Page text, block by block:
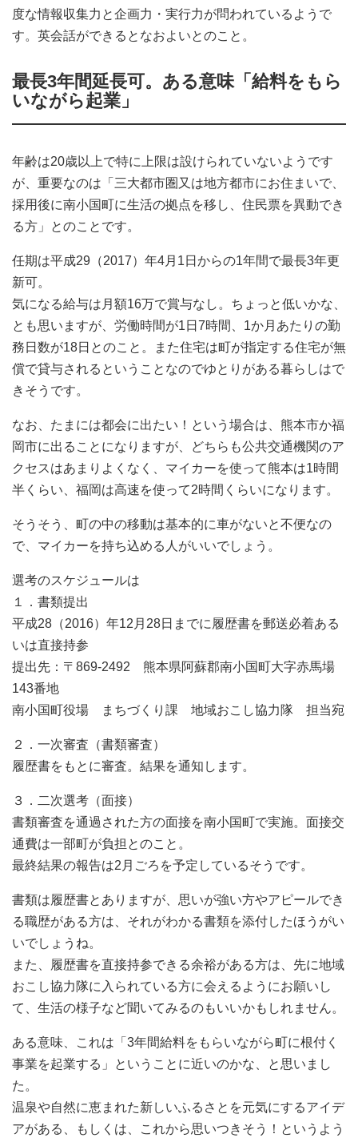
度な情報収集力と企画力・実行力が問われているようで
す。英会話ができるとなおよいとのこと。
最長3年間延長可。ある意味「給料をもら
いながら起業」
年齢は20歳以上で特に上限は設けられていないようです
が、重要なのは「三大都市圏又は地方都市にお住まいで、
採用後に南小国町に生活の拠点を移し、住民票を異動でき
る方」とのことです。
任期は平成29（2017）年4月1日からの1年間で最長3年更
新可。
気になる給与は月額16万で賞与なし。ちょっと低いかな、
とも思いますが、労働時間が1日7時間、1か月あたりの勤
務日数が18日とのこと。また住宅は町が指定する住宅が無
償で貸与されるということなのでゆとりがある暮らしはで
きそうです。
なお、たまには都会に出たい！という場合は、熊本市か福
岡市に出ることになりますが、どちらも公共交通機関のア
クセスはあまりよくなく、マイカーを使って熊本は1時間
半くらい、福岡は高速を使って2時間くらいになります。
そうそう、町の中の移動は基本的に車がないと不便なの
で、マイカーを持ち込める人がいいでしょう。
選考のスケジュールは
１．書類提出
平成28（2016）年12月28日までに履歴書を郵送必着ある
いは直接持参
提出先：〒869-2492 熊本県阿蘇郡南小国町大字赤馬場
143番地
南小国町役場 まちづくり課 地域おこし協力隊 担当宛
２．一次審査（書類審査）
履歴書をもとに審査。結果を通知します。
３．二次選考（面接）
書類審査を通過された方の面接を南小国町で実施。面接交
通費は一部町が負担とのこと。
最終結果の報告は2月ごろを予定しているそうです。
書類は履歴書とありますが、思いが強い方やアピールでき
る職歴がある方は、それがわかる書類を添付したほうがい
いでしょうね。
また、履歴書を直接持参できる余裕がある方は、先に地域
おこし協力隊に入られている方に会えるようにお願いし
て、生活の様子など聞いてみるのもいいかもしれません。
ある意味、これは「3年間給料をもらいながら町に根付く
事業を起業する」ということに近いのかな、と思いまし
た。
温泉や自然に恵まれた新しいふるさとを元気にするアイデ
アがある、もしくは、これから思いつきそう！というよう